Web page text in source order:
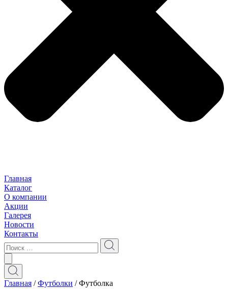
Главная
Каталог
О компании
Акции
Галерея
Новости
Контакты
Главная /Футболки / Футболкa